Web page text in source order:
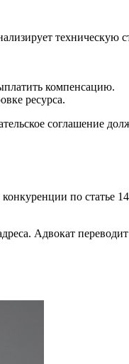
техническую
компенсацию.
ресурса.
соглашение
по статье
Адвокат